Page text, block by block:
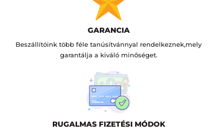
GARANCIA
Beszállítóink több féle tanúsítvánnyal rendelkeznek,mely
garantálja a kiváló minőséget.
RUGALMAS FIZETÉSI MÓDOK